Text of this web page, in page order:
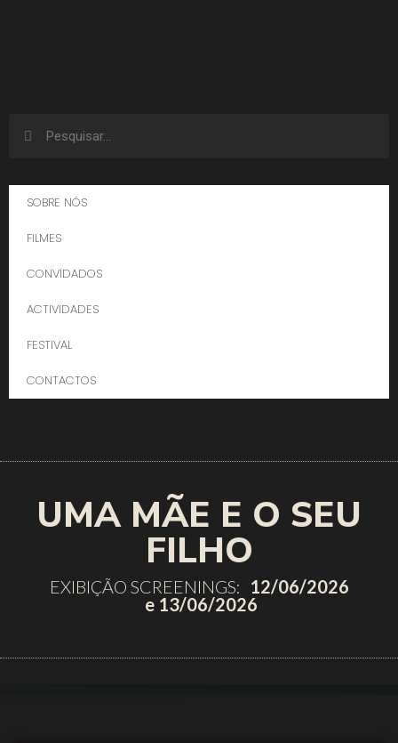
SOBRE NÓS
FILMES
CONVIDADOS
ACTIVIDADES
FESTIVAL
CONTACTOS
UMA MÃE E O SEU
FILHO
EXIBIÇÃO SCREENINGS: 12/06/2026
e 13/06/2026